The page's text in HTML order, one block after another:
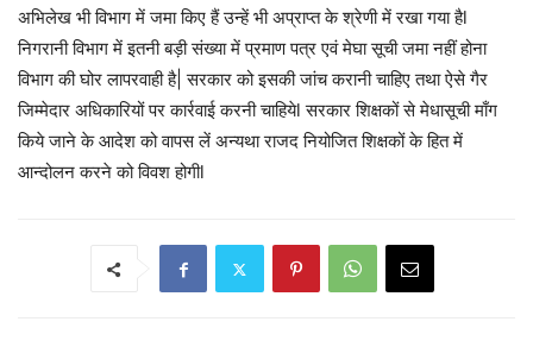
अभिलेख भी विभाग में जमा किए हैं उन्हें भी अप्राप्त के श्रेणी में रखा गया हैl
निगरानी विभाग में इतनी बड़ी संख्या में प्रमाण पत्र एवं मेघा सूची जमा नहीं होना
विभाग की घोर लापरवाही है| सरकार को इसकी जांच करानी चाहिए तथा ऐसे गैर
जिम्मेदार अधिकारियों पर कार्रवाई करनी चाहियेl सरकार शिक्षकों से मेधासूची माँग
किये जाने के आदेश को वापस लें अन्यथा राजद नियोजित शिक्षकों के हित में
आन्दोलन करने को विवश होगीl